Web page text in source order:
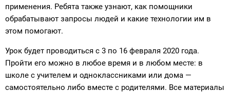
применения. Ребята также узнают, как помощники
обрабатывают запросы людей и какие технологии им в
этом помогают.
Урок будет проводиться с 3 по 16 февраля 2020 года.
Пройти его можно в любое время и в любом месте: в
школе с учителем и одноклассниками или дома —
самостоятельно либо вместе с родителями. Все материалы